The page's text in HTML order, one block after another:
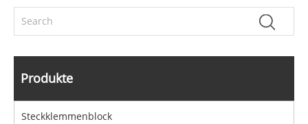
Produkte
Steckklemmenblock